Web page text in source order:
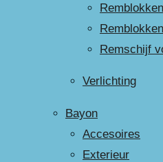
Remschijf
Verlichting
Bayon
Accesoires
Exterieur